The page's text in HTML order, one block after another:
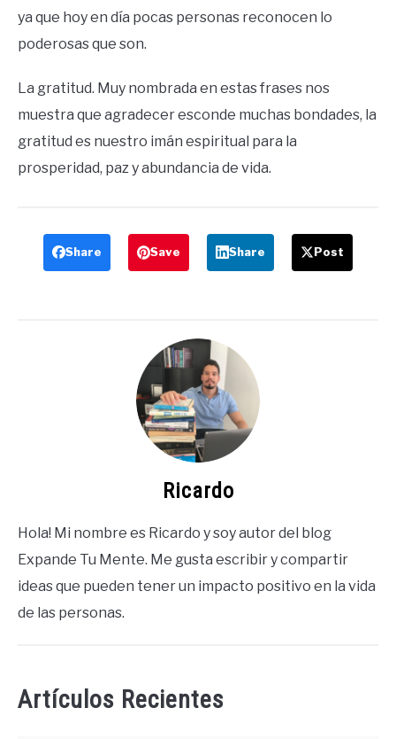
ya que hoy en día pocas personas reconocen lo
poderosas que son.
La gratitud. Muy nombrada en estas frases nos
muestra que agradecer esconde muchas bondades, la
gratitud es nuestro imán espiritual para la
prosperidad, paz y abundancia de vida.
Share Save Share Post
Ricardo
Hola! Mi nombre es Ricardo y soy autor del blog
Expande Tu Mente. Me gusta escribir y compartir
ideas que pueden tener un impacto positivo en la vida
de las personas.
Artículos Recientes